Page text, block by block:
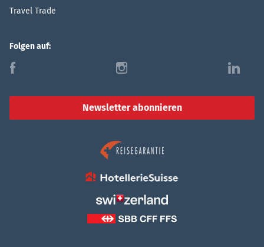
Travel Trade
Folgen auf:
f i l
Newsletter abonnieren